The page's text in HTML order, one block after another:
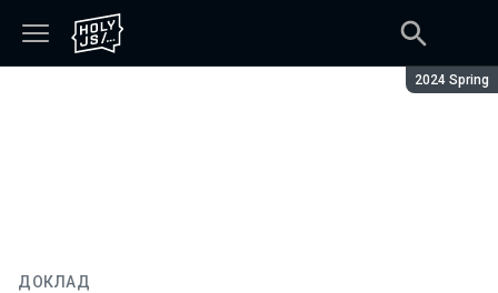
Сезон:
2024 Spring
ДОКЛАД